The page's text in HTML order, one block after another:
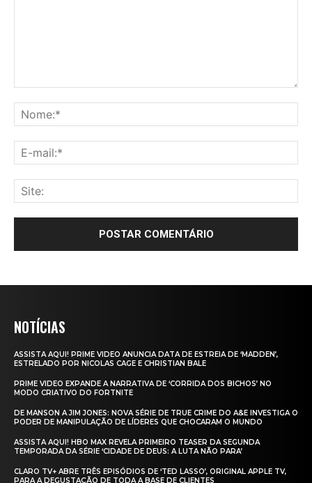
NOTÍCIAS
ASSISTA AQUI! PRIME VIDEO ANUNCIA DATA DE ESTREIA DE ‘MADDEN’,
ESTRELADO POR NICOLAS CAGE E CHRISTIAN BALE
PRIME VIDEO EXPANDE A NARRATIVA DE ‘CORRIDA DOS BICHOS’ NO
MODO CRIATIVO DO FORTNITE
DE MANSON A JIM JONES: NOVA SÉRIE DE TRUE CRIME DO A&E INVESTIGA O
PODER DE MANIPULAÇÃO DE LÍDERES QUE CHOCARAM O MUNDO
ASSISTA AQUI! HBO MAX REVELA PRIMEIRO TEASER DA SEGUNDA
TEMPORADA DA SÉRIE ‘CIDADE DE DEUS: A LUTA NÃO PARA’
CLARO TV+ ABRE TRÊS EPISÓDIOS DE ‘TED LASSO’, ORIGINAL APPLE TV,
PARA A DEGUSTAÇÃO DE TODA A BASE DE CLIENTES